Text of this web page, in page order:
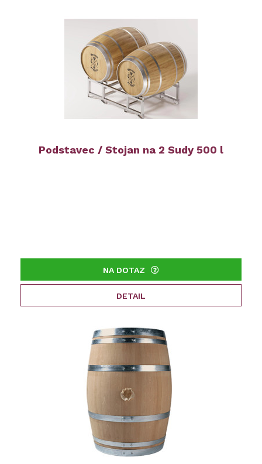
Podstavec / Stojan na 2 Sudy 500 l
NA DOTAZ
DETAIL